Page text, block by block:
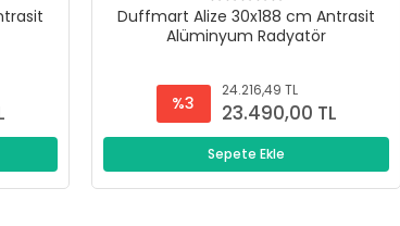
Duffmart Alize 30x188 cm Antrasit
Alüminyum Radyatör
%3
24.216,49 TL
23.490,00 TL
Sepete Ekle